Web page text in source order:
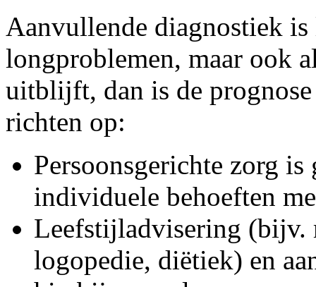
Aanvullende diagnostiek
longproblemen, maar ook
uitblijft, dan is de
richten op:
Persoonsgerichte zorg
individuele behoeften
Leefstijladvisering (bijv.
logopedie, diëtiek) en